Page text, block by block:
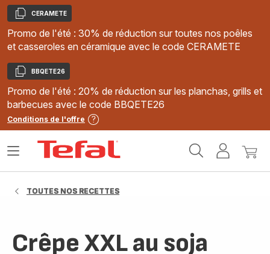
Copier
CERAMETE
Promo de l'été : 30% de réduction sur toutes nos poêles
et casseroles en céramique avec le code CERAMETE
Copier
BBQETE26
Promo de l'été : 20% de réduction sur les planchas, grills et
barbecues avec le code BBQETE26
Conditions de l'offre
MonMon
Ouvrir
TOUTES NOS RECETTES
Crêpe XXL au soja